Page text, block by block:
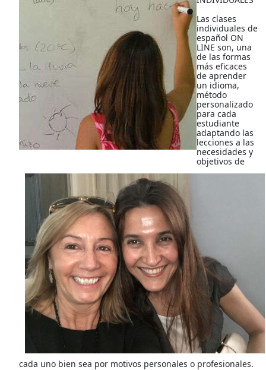
Las clases
individuales de
español ON
LINE son, una
de las formas
más eficaces
de aprender
un idioma,
método
personalizado
para cada
estudiante
adaptando las
lecciones a las
necesidades y
objetivos de
cada uno bien sea por motivos personales o profesionales.